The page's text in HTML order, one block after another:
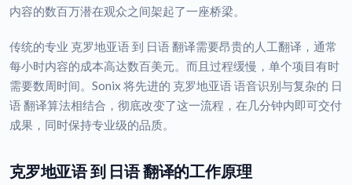
内容的数百万潜在观众之间架起了一座桥梁。
传统的专业 克罗地亚语 到 日语 翻译需要昂贵的人工翻译，通常
每小时内容的成本高达数百美元。而且过程缓慢，单个项目有时
需要数周时间。Sonix 将先进的 克罗地亚语 语音识别与复杂的 日
语 翻译算法相结合，彻底改变了这一流程，在几分钟内即可交付
成果，同时保持专业级的品质。
克罗地亚语 到 日语 翻译的工作原理